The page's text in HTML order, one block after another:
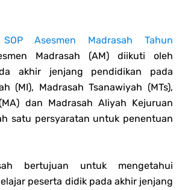
Terintegrasi Jenjang MA
Terintegrasi Jenjang MA
(BTU) Mapel Akidah Akhlak Jenang MI, MTs
Saturday, 8 August
SOP Asesmen Madrasah Tahun
Madrasah (AM) diikuti oleh
akhir jenjang pendidikan pada
(MI), Madrasah Tsanawiyah (MTs),
dan Madrasah Aliyah Kejuruan
satu persyaratan untuk penentuan
bertujuan untuk mengetahui
peserta didik pada akhir jenjang